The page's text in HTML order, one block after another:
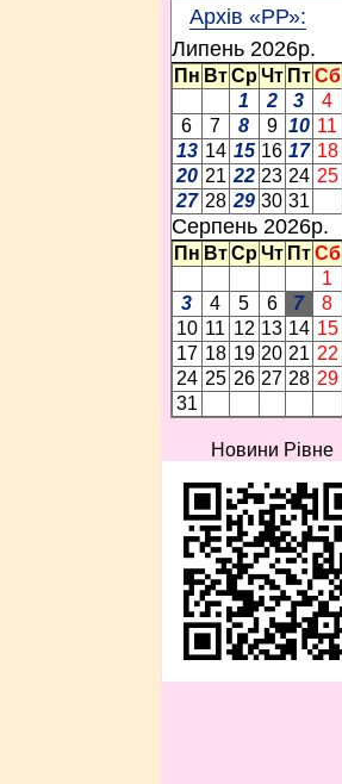
Архів «РР»:
Липень 2026p.
Пн Вт Ср Чт Пт Сб
1
2 3 4
6
7 8 9 10 11
13 14 15 16 17 18
20 21 22 23 24 25
27 28 29 30 31
Серпень 2026p.
Пн Вт Ср Чт Пт Сб
1
3
4 5 6 7 8
10 11 12 13 14 15
17 18 19 20 21 22
24 25 26 27 28 29
31
Новини Рівне